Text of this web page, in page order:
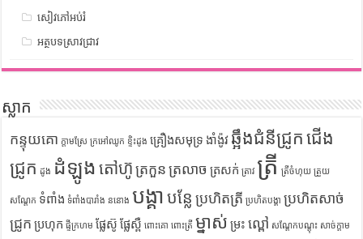
សៀវភៅអប់រំ
អត្ថបទស្រាវជ្រាវ
ស្លាក
កន្ទុយគោ ក្តាមស្រែ ក្រអៅឈូក ខ្ទិះដូង គ្រឿងសមុទ្រ ងាំង៉ូវ ឆ្អឹងជំនីជ្រូក ជើង
ជ្រូក ដូង ដំឡូង តៅហ៊ូ ត្រកួន ត្រលាច ត្រសក់ ត្រាវ ត្រី ត្រីចំហុយ ត្រួយ
សណ្តែក ទំពាំង ទំពាំងបារាំង ននោង បង្គា បន្លែ ប្រហិតត្រី ប្រហិតបង្គា ប្រហិតសាច់
ជ្រូក ប្រហុក ផ្ទីក្រហម ផ្លែស៊ូ ផ្លែស្ពឺ ពោះគោ ពោះត្រី ម្នាស់ ម្រះ ល្ពៅ សណ្តែកបណ្តុះ សាច់ក្តាម